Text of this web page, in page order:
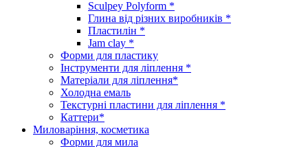
Sculpey Polyform *
Глина від різних виробників *
Пластилін *
Jam clay *
Форми для пластику
Інструменти для ліплення *
Матеріали для ліплення*
Холодна емаль
Текстурні пластини для ліплення *
Каттери*
Миловаріння, косметика
Форми для мила